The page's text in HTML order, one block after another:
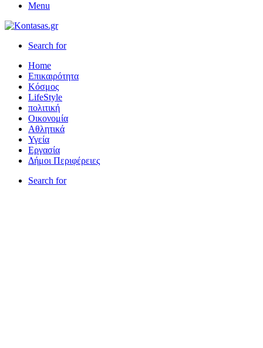
Menu
Search for
Home
Επικαιρότητα
Κόσμος
LifeStyle
πολιτική
Οικονομία
Αθλητικά
Υγεία
Εργασία
Δήμοι Περιφέρειες
Search for